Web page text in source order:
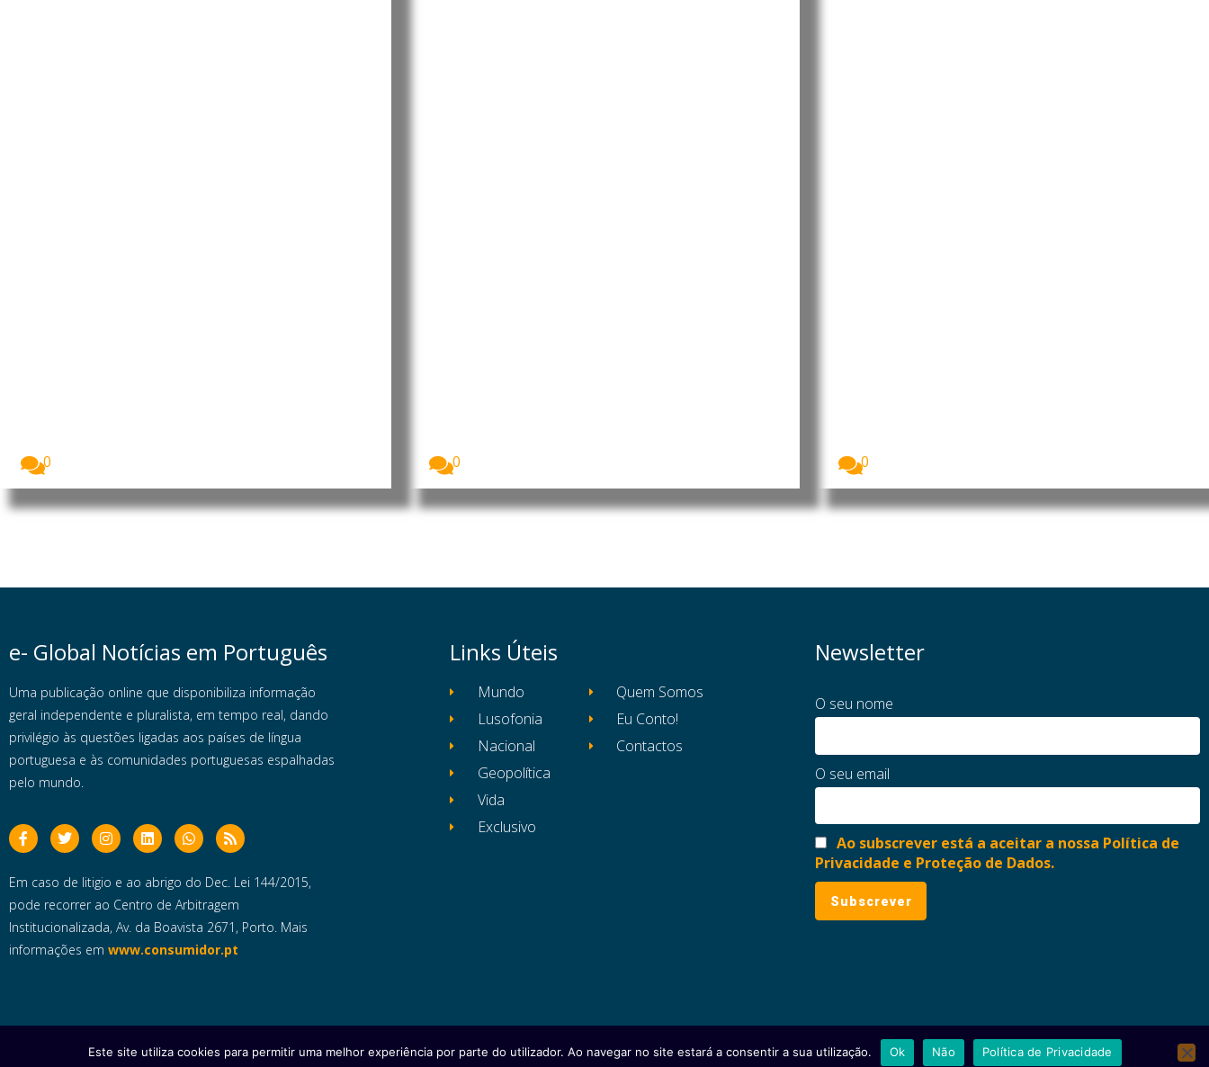
0
0
0
e- Global Notícias em Português
Uma publicação online que disponibiliza informação
geral independente e pluralista, em tempo real, dando
privilégio às questões ligadas aos países de língua
portuguesa e às comunidades portuguesas espalhadas
pelo mundo.
Em caso de litigio e ao abrigo do Dec. Lei 144/2015,
pode recorrer ao Centro de Arbitragem
Institucionalizada, Av. da Boavista 2671, Porto. Mais
informações em www.consumidor.pt
Links Úteis
Mundo
Lusofonia
Nacional
Geopolítica
Vida
Exclusivo
Quem Somos
Eu Conto!
Contactos
Newsletter
O seu nome
O seu email
Ao subscrever está a aceitar a nossa Política de
Privacidade e Proteção de Dados.
Copyright © 2025 e- Global Notícias em Português | Todos os direitos reservados Ficha Técnica Estatuto Editorial Política de Privacidade e Proteção de Dados
Este site utiliza cookies para permitir uma melhor experiência por parte do utilizador. Ao navegar no site estará a consentir a sua utilização. Ok Não Política de Privacidade